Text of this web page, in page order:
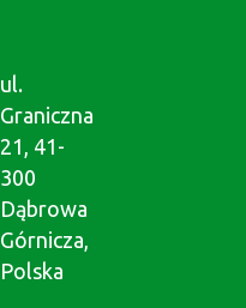
ul.
Graniczna
21, 41-
300
Dąbrowa
Górnicza,
Polska